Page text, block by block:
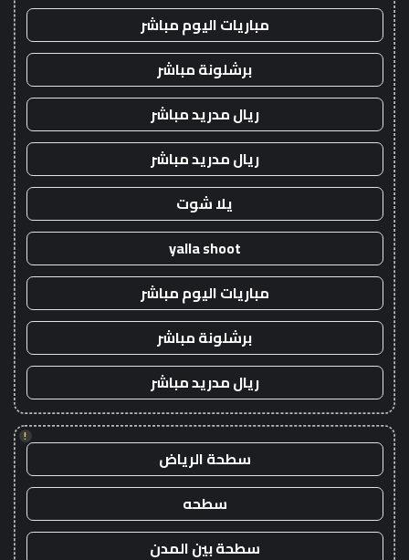
مباريات اليوم مباشر
برشلونة مباشر
ريال مدريد مباشر
ريال مدريد مباشر
يلا شوت
yalla shoot
مباريات اليوم مباشر
برشلونة مباشر
ريال مدريد مباشر
!
سطحة الرياض
سطحه
سطحة بين المدن